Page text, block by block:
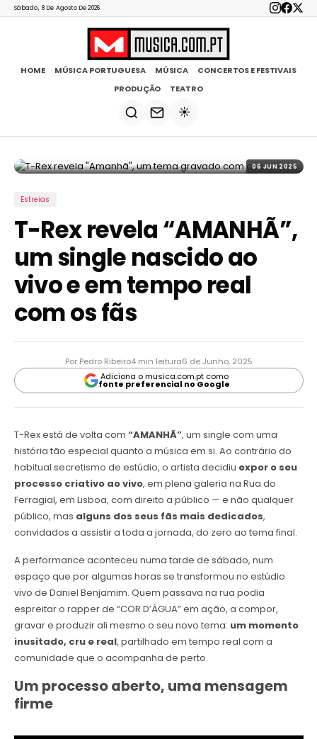
Sábado, 8 De Agosto De 2026
HOME MÚSICA PORTUGUESA MÚSICA
CONCERTOS E FESTIVAIS
PRODUÇÃO
TEATRO
☀️
06 JUN 2025
Estreias
T-Rex revela “AMANHÃ”,
um single nascido ao
vivo e em tempo real
com os fãs
Por Pedro Ribeiro4 min leitura6 de Junho, 2025
Adiciona o musica.com.pt como
fonte preferencial no Google
T-Rex está de volta com “AMANHÃ”, um single com uma
história tão especial quanto a música em si. Ao contrário do
habitual secretismo de estúdio, o artista decidiu expor o seu
processo criativo ao vivo, em plena galeria na Rua do
Ferragial, em Lisboa, com direito a público — e não qualquer
público, mas alguns dos seus fãs mais dedicados,
convidados a assistir a toda a jornada, do zero ao tema final.
A performance aconteceu numa tarde de sábado, num
espaço que por algumas horas se transformou no estúdio
vivo de Daniel Benjamim. Quem passava na rua podia
espreitar o rapper de “COR D’ÁGUA” em ação, a compor,
gravar e produzir ali mesmo o seu novo tema: um momento
inusitado, cru e real, partilhado em tempo real com a
comunidade que o acompanha de perto.
Um processo aberto, uma mensagem
firme